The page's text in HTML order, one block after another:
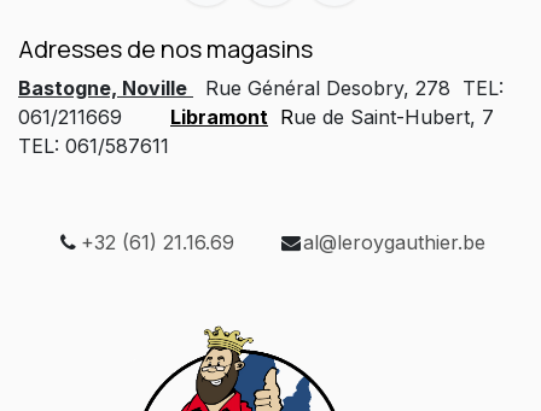
Adresses de nos magasins
Bastogne, Noville
Rue Général Desobry, 278 TEL:
061/211669
Libramont Rue de Saint-Hubert, 7
TEL: 061/587611
+32 (61) 21.16.69 al@leroygauthier.be